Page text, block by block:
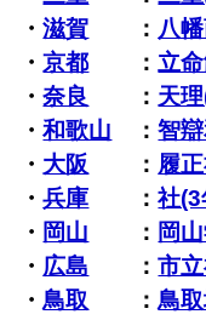
・滋賀 ： 八
・京都 ：立
・奈良 ： 天
・和歌山 ：智
・ 大阪 ： 履
・兵庫 ：社
・ 岡山 ： 岡
・ 広島 ：市
・鳥取 ：鳥